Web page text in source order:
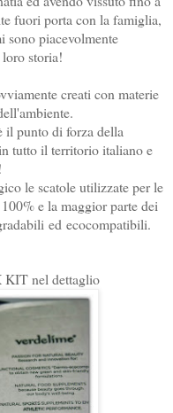
fuori porta con la famiglia,
sono piacevolmente
storia!
creati con materie
il punto di forza della
tutto il territorio italiano e
le scatole utilizzate per le
e la maggior parte dei
ed ecocompatibili.
KIT nel dettaglio